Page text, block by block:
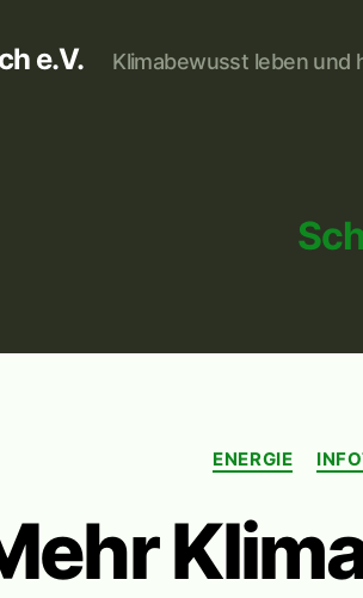
e.V. Klimabewusst leben und
ENERGIE